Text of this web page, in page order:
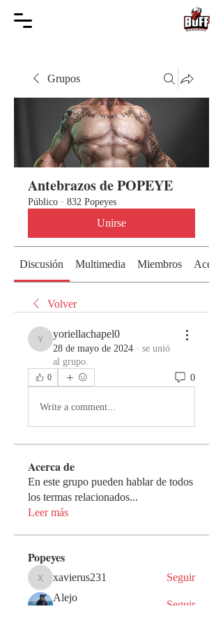
Grupos
Antebrazos de POPEYE
Público · 832 Popeyes
Unirse
Discusión Multimedia Miembros Acerca
Volver
yoriellachapel0
yoriellachapel0
28 de mayo de 2024 · se unió
al grupo.
0 0
Write a comment...
Acerca de
En este grupo pueden hablar de todos
los termas relacionados...
Leer más
Popeyes
xavierus231
xavierus231
Seguir
Alejo
Seguir